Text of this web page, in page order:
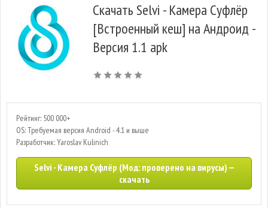
Скачать Selvi - Камера Суфлёр
[Встроенный кеш] на Андроид -
Версия 1.1 apk
Рейтинг: 500 000+
OS: Требуемая версия Android - 4.1 и выше
Разработчик: Yaroslav Kulinich
Selvi - Камера Суфлёр (Мод: проверено на вирусы) —
скачать